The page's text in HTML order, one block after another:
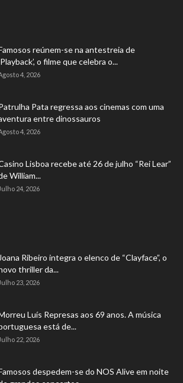
reúnem-se na antestreia de
o filme que celebra o...
4, 2026
Pata regressa aos cinemas com uma
entre dinossauros
4, 2026
Lisboa recebe até 26 de julho “Rei Lear”
William...
Julho 24, 2026
Joana Ribeiro integra o elenco de “Clayface”, o
thriller da...
Julho 23, 2026
Luís Represas aos 69 anos. A música
está de...
Julho 22, 2026
despedem-se do NOS Alive em noite